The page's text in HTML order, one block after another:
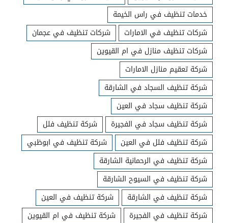
خدمات تنظيف في راس الخيمة
شركات تنظيف في الامارات
شركات تنظيف في عجمان
شركات تنظيف منازل في ام القيوين
شركة تعقيم منازل الامارات
شركة تنظيف السجاد في الشارقة
شركة تنظيف سجاد في العين
شركة تنظيف سجاد في الفجيرة
شركة تنظيف فلل
شركة تنظيف فلل في العين
شركة تنظيف في ابوظبي
شركة تنظيف في الرحمانية الشارقة
شركة تنظيف في السيوح الشارقة
شركة تنظيف في الشارقة
شركة تنظيف في العين
شركة تنظيف في الفجيرة
شركة تنظيف في ام القيوين